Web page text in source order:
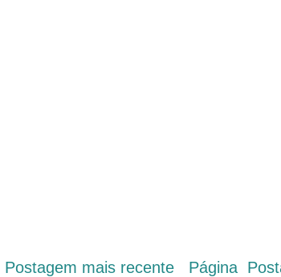
Postagem mais recente
Página